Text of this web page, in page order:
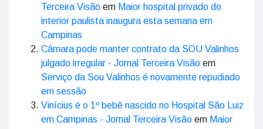
Terceira Visão em Maior hospital privado do
interior paulista inaugura esta semana em
Campinas
Câmara pode manter contrato da SOU Valinhos
julgado irregular - Jornal Terceira Visão em
Serviço da Sou Valinhos é novamente repudiado
em sessão
Vinícius é o 1º bebê nascido no Hospital São Luiz
em Campinas - Jornal Terceira Visão em Maior